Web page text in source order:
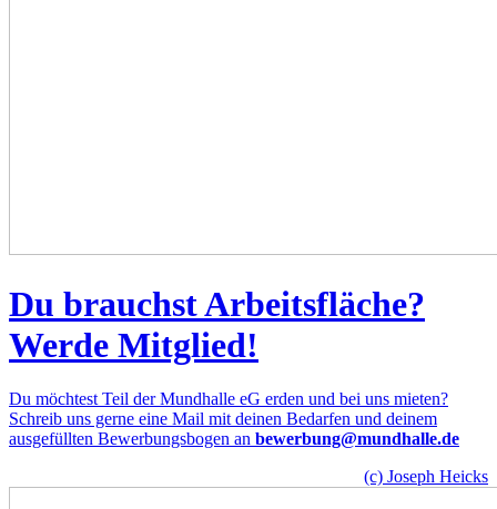
Du brauchst Arbeitsfläche?
Werde Mitglied!
Du möchtest Teil der Mundhalle eG erden und bei uns mieten?
Schreib uns gerne eine Mail mit deinen Bedarfen und deinem
ausgefüllten Bewerbungsbogen an bewerbung@mundhalle.de
(c) Joseph Heicks